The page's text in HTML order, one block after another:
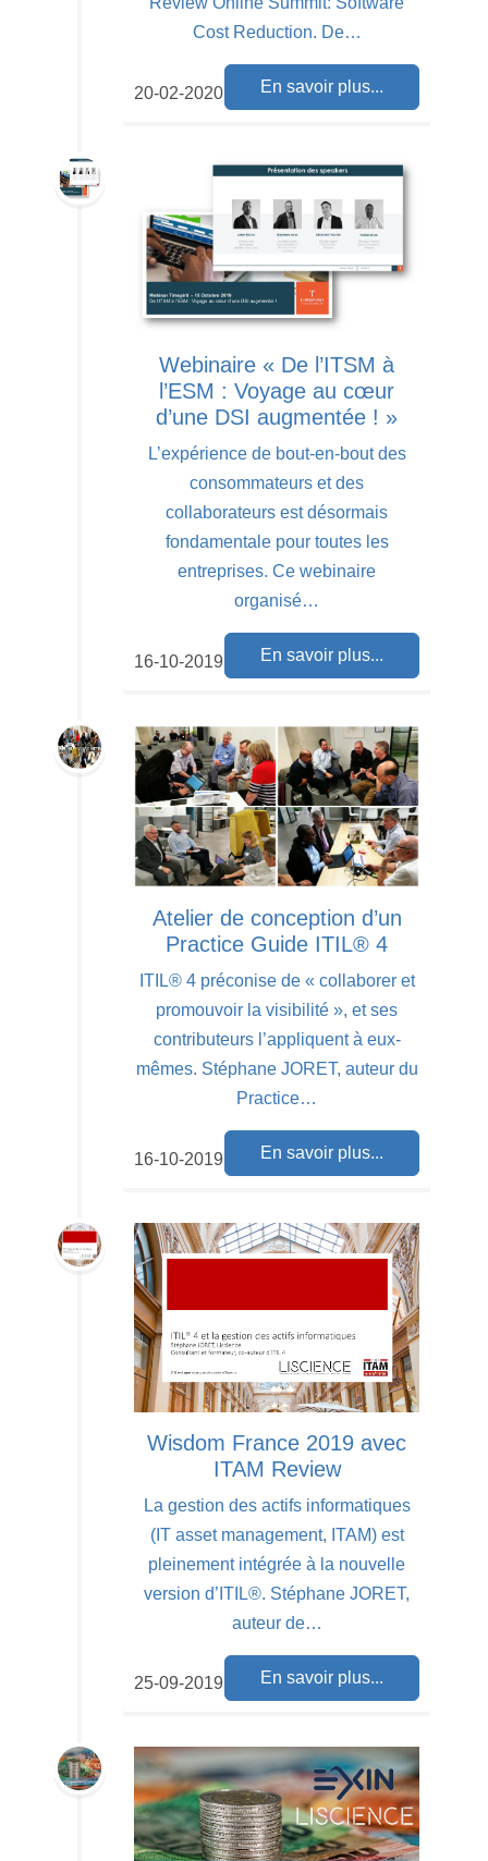
Cost Reduction. De…
En savoir plus...
20-02-2020
Webinaire « De l’ITSM à
l’ESM : Voyage au cœur
d’une DSI augmentée ! »
L’expérience de bout-en-bout des
consommateurs et des
collaborateurs est désormais
fondamentale pour toutes les
entreprises. Ce webinaire
organisé…
En savoir plus...
16-10-2019
Atelier de conception d’un
Practice Guide ITIL® 4
ITIL® 4 préconise de « collaborer et
promouvoir la visibilité », et ses
contributeurs l’appliquent à eux-
mêmes. Stéphane JORET, auteur du
Practice…
En savoir plus...
16-10-2019
Wisdom France 2019 avec
ITAM Review
La gestion des actifs informatiques
(IT asset management, ITAM) est
pleinement intégrée à la nouvelle
version d’ITIL®. Stéphane JORET,
auteur de…
En savoir plus...
25-09-2019